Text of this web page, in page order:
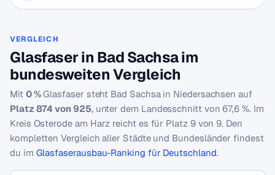
VERGLEICH
Glasfaser in Bad Sachsa im
bundesweiten Vergleich
Mit 0 %Glasfaser steht Bad Sachsa in Niedersachsen auf
Platz 874 von 925, unter dem Landesschnitt von 67,6 %. Im
Kreis Osterode am Harz reicht es für Platz 9 von 9. Den
kompletten Vergleich aller Städte und Bundesländer findest
du im Glasfaserausbau-Ranking für Deutschland.